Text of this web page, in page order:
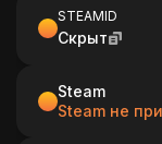
STEAMID
Скрыт
Steam
Steam не